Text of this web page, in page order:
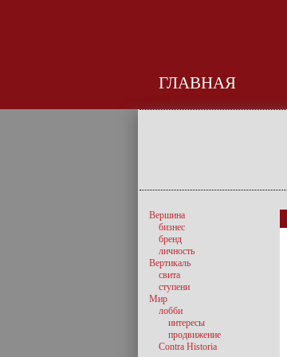
ГЛАВНАЯ
Вершина
бизнес
бренд
личность
Вертикаль
свита
ступени
Мир
лобби
интересы
продвижение
Contra Historia